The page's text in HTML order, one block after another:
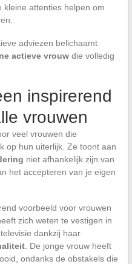
kleine attenties helpen om
adviezen belichaamt
actieve vrouwdie volledig
inspirerend
vrouwen
veel vrouwen die
op hun uiterlijk. Ze toont aan
niet afhankelijk zijn van
het accepteren van je eigen
voorbeeld voor vrouwen
zich weten te vestigen in
dankzij haar
. De jonge vrouw heeft
ondanks de obstakels die